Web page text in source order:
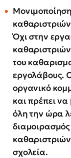
Μονιμοποίηση
καθαριστριών
Όχι στην
του
εργολάβους.
οργανικό
και πρέπει να
όλη την ώρα
σχολεία.